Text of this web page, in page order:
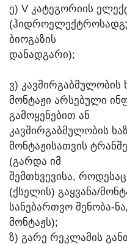
Ე) V ᲙᲐᲢᲔᲒᲝᲠᲘᲘᲡ
ᲑᲘᲝᲒᲐᲖᲘᲡ
ᲓᲐᲜᲐᲓᲒᲐᲠᲘ);
Ვ) ᲙᲐᲕᲨᲘᲠᲒᲐᲑᲛᲣᲚᲝᲑᲘᲡ
ᲛᲝᲜᲢᲐᲟᲘ ᲐᲠᲡᲔᲑᲣᲚᲘ
ᲒᲐᲛᲝᲧᲔᲜᲔᲑᲘᲗ ᲐᲜ
ᲙᲐᲕᲨᲘᲠᲒᲐᲑᲛᲣᲚᲝᲑᲘᲡ
ᲛᲝᲜᲢᲐᲟᲘᲡᲐᲗᲕᲘᲡ
(ᲒᲐᲠᲓᲐ ᲘᲛ
ᲨᲔᲛᲗᲮᲕᲔᲕᲘᲡᲐ,
(ᲥᲡᲔᲚᲘᲡ) ᲒᲐᲧᲕᲐᲜᲐ/
ᲡᲐᲜᲔᲑᲐᲠᲗᲕᲝ ᲨᲔᲜᲝᲑᲐ-
ᲛᲝᲜᲢᲐᲟᲡ);
Ზ) ᲒᲐᲠᲔ ᲠᲔᲙᲚᲐᲛᲘᲡ